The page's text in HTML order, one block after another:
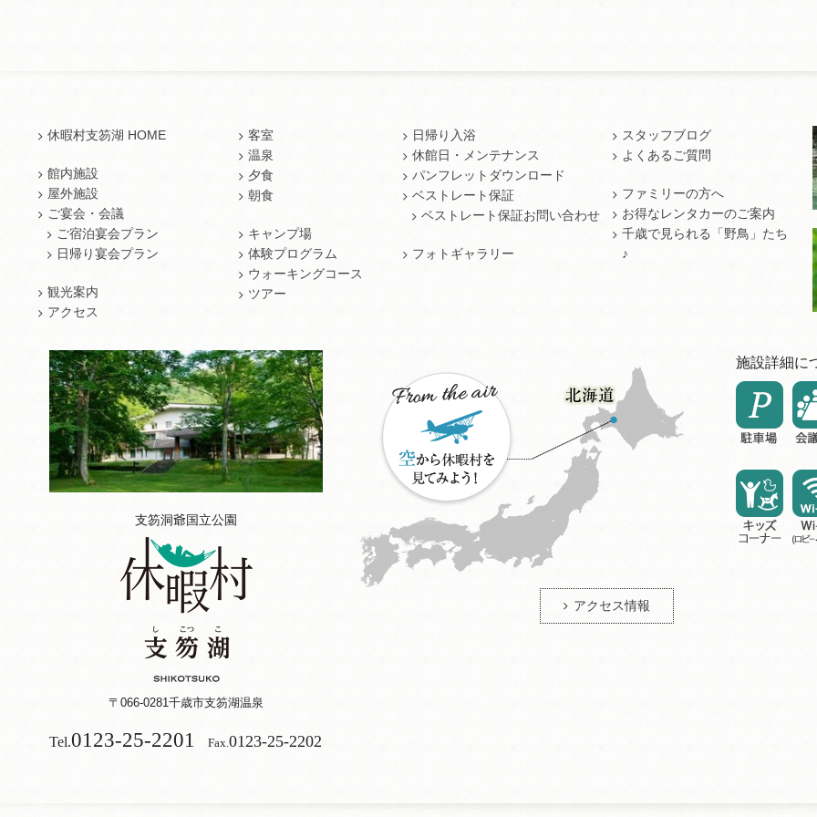
休暇村支笏湖 HOME
館内施設
屋外施設
ご宴会・会議
ご宿泊宴会プラン
日帰り宴会プラン
観光案内
アクセス
客室
温泉
夕食
朝食
キャンプ場
体験プログラム
ウォーキングコース
ツアー
日帰り入浴
休館日・メンテナンス
パンフレットダウンロード
ベストレート保証
ベストレート保証お問い合わせ
フォトギャラリー
スタッフブログ
よくあるご質問
ファミリーの方へ
お得なレンタカーのご案内
千歳で見られる「野鳥」たち
♪
支笏洞爺国立公園
〒066-0281千歳市支笏湖温泉
Tel.0123-25-2201 Fax. 0123-25-2202
アクセス情報
施設詳細に